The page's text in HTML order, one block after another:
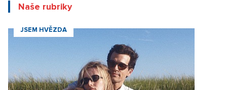
Naše rubriky
JSEM HVĚZDA